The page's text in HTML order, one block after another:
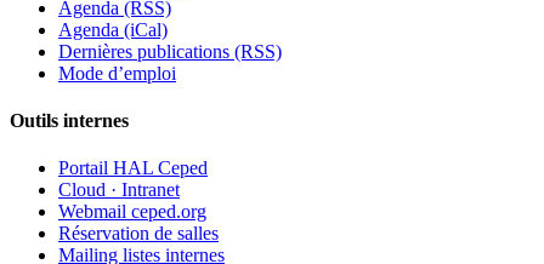
Agenda (RSS)
Agenda (iCal)
Dernières publications (RSS)
Mode d’emploi
Outils internes
Portail HAL Ceped
Cloud · Intranet
Webmail ceped.org
Réservation de salles
Mailing listes internes